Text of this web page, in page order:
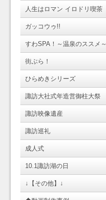
人生はロマン イロドリ喫茶
ガッコウゥ!!
すわSPA！～温泉のススメ～
街ぶら！
ひらめきシリーズ
諏訪大社式年造営御柱大祭
諏訪映像遺産
諏訪巡礼
成人式
10.1諏訪湖の日
↓【その他】↓